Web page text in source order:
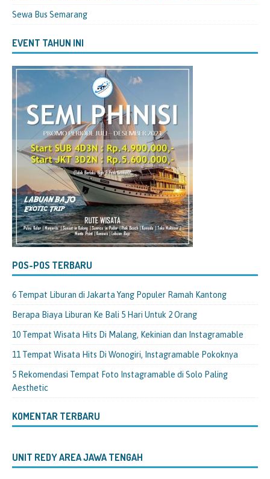
Sewa Bus Semarang
EVENT TAHUN INI
POS-POS TERBARU
6 Tempat Liburan di Jakarta Yang Populer Ramah Kantong
Berapa Biaya Liburan Ke Bali 5 Hari Untuk 2 Orang
10 Tempat Wisata Hits Di Malang, Kekinian dan Instagramable
11 Tempat Wisata Hits Di Wonogiri, Instagramable Pokoknya
5 Rekomendasi Tempat Foto Instagramable di Solo Paling
Aesthetic
KOMENTAR TERBARU
UNIT REDY AREA JAWA TENGAH